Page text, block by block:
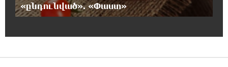
16:50:26 7-08-2026
անել
«ընդունված». «Փաստ»